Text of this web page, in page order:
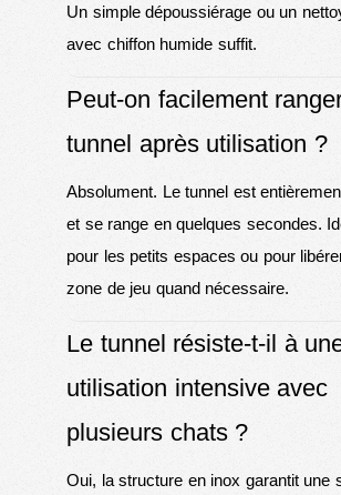
Un simple dépoussiérage ou un
avec chiffon humide suffit.
Peut-on facilement
tunnel après utilisation ?
Absolument. Le tunnel est
et se range en quelques secondes.
pour les petits espaces ou pour
zone de jeu quand nécessaire.
Le tunnel résiste-t-il à
utilisation intensive avec
plusieurs chats ?
Oui, la structure en inox garantit une